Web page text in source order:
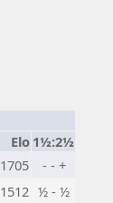
Elo 1½:2½
1705
- - +
1512 ½ - ½